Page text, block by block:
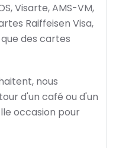
Visarte, AMS-VM,
Raiffeisen Visa,
des cartes
nous
d'un café ou d'un
occasion pour